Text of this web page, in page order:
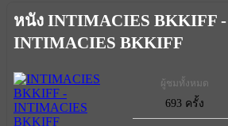
ผู้ชมทั้งหมด
693 ครั้ง
หนัง INTIMACIES BKKIFF -
INTIMACIES BKKIFF